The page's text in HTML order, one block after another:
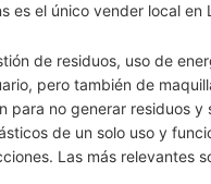
es el único vender local
de residuos, uso de
pero también de
para no generar residuos
de un solo uso y
Las más relevantes